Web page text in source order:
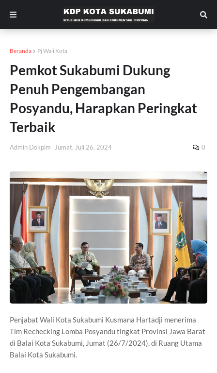
Beranda Pj Wali Kota
Pemkot Sukabumi Dukung
Penuh Pengembangan
Posyandu, Harapkan Peringkat
Terbaik
Admin Dokpim Jumat, Juli 26, 2024 0
Penjabat Wali Kota Sukabumi Kusmana Hartadji menerima
Tim Rechecking Lomba Posyandu tingkat Provinsi Jawa Barat
di Balai Kota Sukabumi, Jumat (26/7/2024), di Ruang Utama
Balai Kota Sukabumi.